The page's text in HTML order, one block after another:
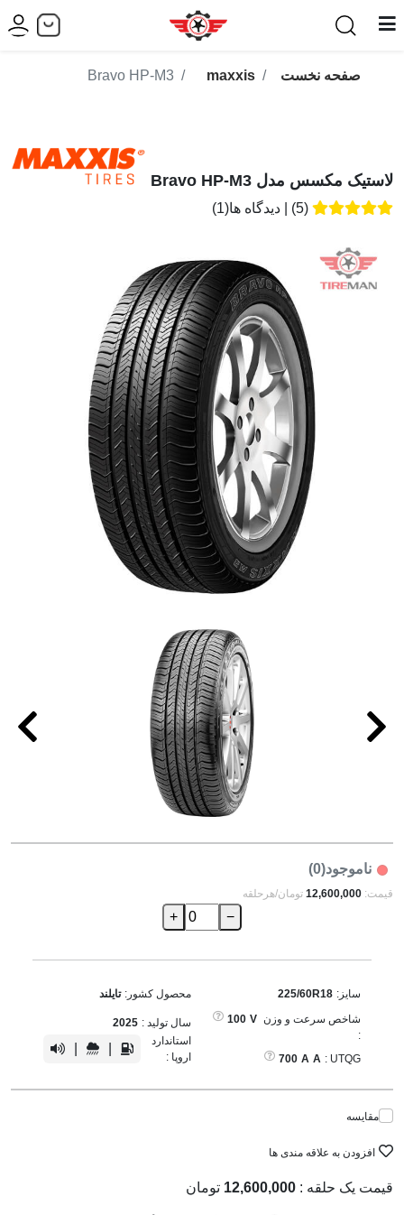
صفحه نخست maxxis
Bravo HP-M3
لاستیک مکسس مدل Bravo HP-M3
(5) دیدگاه ها(1)
ناموجود(0)
قیمت: 12,600,000 تومان/هرحلقه
−
+
سایز: 225/60R18
شاخص سرعت و وزن
:
V
100
UTQG :
A
A
700
محصول کشور: تایلند
سال تولید : 2025
استاندارد
اروپا :
مقایسه
افزودن به علاقه مندی ها
قیمت یک حلقه : 12,600,000 تومان